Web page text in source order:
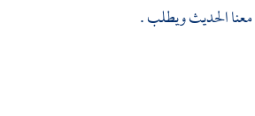
الحديث ويطلب .